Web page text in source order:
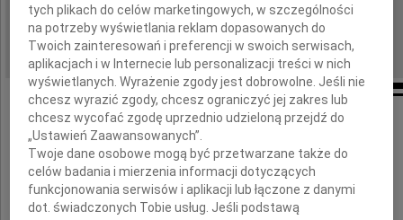
REGION: Katowice
DATA EMISJI: 13.11.2023
Z głębokim żalem żegnamy
tych plikach do celów marketingowych, w szczególności
na potrzeby wyświetlania reklam dopasowanych do
Twoich zainteresowań i preferencji w swoich serwisach,
aplikacjach i w Internecie lub personalizacji treści w nich
wyświetlanych. Wyrażenie zgody jest dobrowolne. Jeśli nie
chcesz wyrazić zgody, chcesz ograniczyć jej zakres lub
chcesz wycofać zgodę uprzednio udzieloną przejdź do
„Ustawień Zaawansowanych”.
Twoje dane osobowe mogą być przetwarzane także do
celów badania i mierzenia informacji dotyczących
funkcjonowania serwisów i aplikacji lub łączone z danymi
dot. świadczonych Tobie usług. Jeśli podstawą